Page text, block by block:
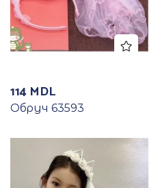
114 MDL
Обруч 63593